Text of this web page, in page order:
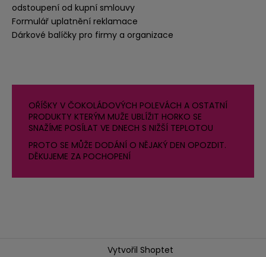
odstoupení od kupní smlouvy
Formulář uplatnění reklamace
Dárkové balíčky pro firmy a organizace
OŘÍŠKY V ČOKOLÁDOVÝCH POLEVÁCH A OSTATNÍ
PRODUKTY KTERÝM MUŽE UBLÍŽIT HORKO SE
SNAŽÍME POSÍLAT VE DNECH S NIŽŠÍ TEPLOTOU
PROTO SE MŮŽE DODÁNÍ O NĚJAKÝ DEN OPOZDIT.
DĚKUJEME ZA POCHOPENÍ
Vytvořil Shoptet